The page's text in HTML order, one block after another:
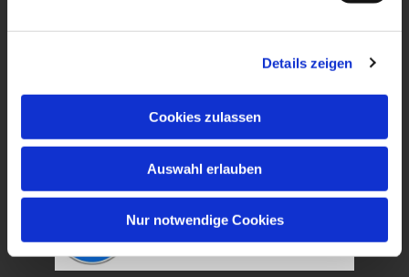
Details zeigen
Cookies zulassen
Auswahl erlauben
Nur notwendige Cookies
Kirchweg 22